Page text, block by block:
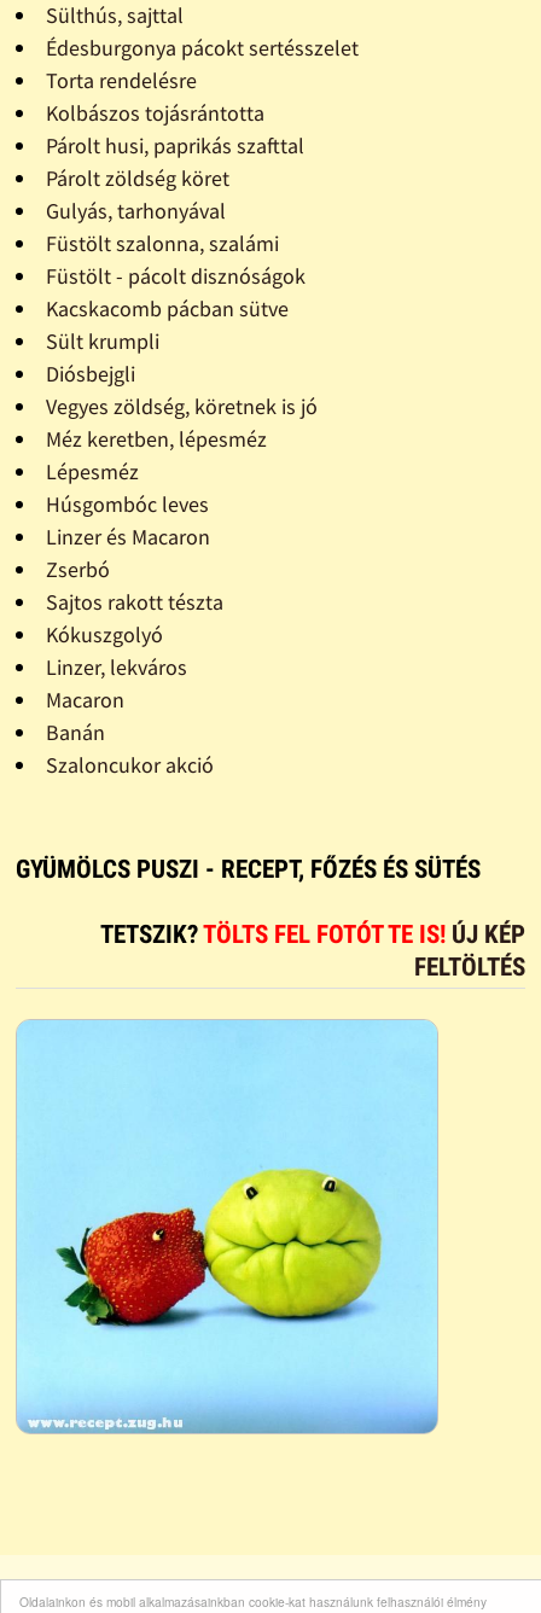
Oldalainkon és mobil alkalmazásainkban cookie-kat használunk felhasználói élmény
Sülthús, sajttal
Édesburgonya pácokt sertésszelet
Torta rendelésre
Kolbászos tojásrántotta
Párolt husi, paprikás szafttal
Párolt zöldség köret
Gulyás, tarhonyával
Füstölt szalonna, szalámi
Füstölt - pácolt disznóságok
Kacskacomb pácban sütve
Sült krumpli
Diósbejgli
Vegyes zöldség, köretnek is jó
Méz keretben, lépesméz
Lépesméz
Húsgombóc leves
Linzer és Macaron
Zserbó
Sajtos rakott tészta
Kókuszgolyó
Linzer, lekváros
Macaron
Banán
Szaloncukor akció
GYÜMÖLCS PUSZI - RECEPT, FŐZÉS ÉS SÜTÉS
TETSZIK?TÖLTS FEL FOTÓT TE IS! ÚJ KÉP
FELTÖLTÉS